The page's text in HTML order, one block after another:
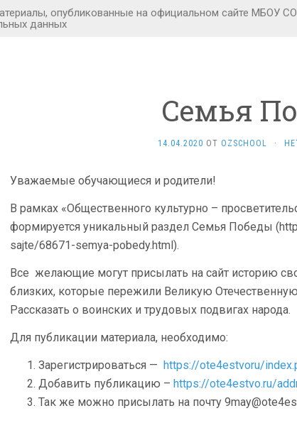
Семья
14.04.2020 ОТ OZSCHOOL ·
Уважаемые обучающиеся и родители!
В рамках «Общественного культурно –
формируется уникальный раздел Семья Победы
sajte/68671-semya-pobedy.html).
Все желающие могут присылать на сайт историю
близких, которые пережили Великую
Рассказать о воинских и трудовых подвигах народа.
Для публикации материала, необходимо:
Зарегистрироваться — https://ote4estvoru/
Добавить публикацию – https://ote4estvo.ru/
Так же можно присылать на почту